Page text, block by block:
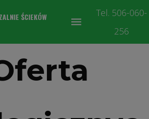
ŚCIEKÓW
Tel. 506-060-
256